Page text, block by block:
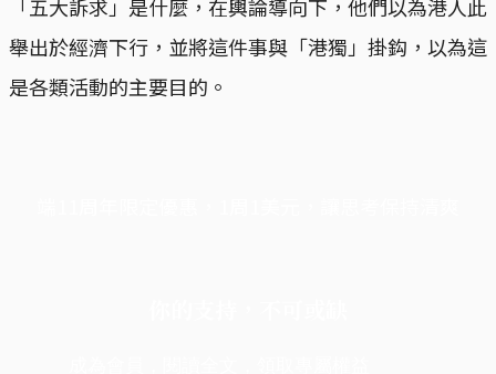
「五大訴求」是什麼，在輿論導向下，他們以為港人此
舉出於經濟下行，並將這件事與「港獨」掛鈎，以為這
是各類活動的主要目的。